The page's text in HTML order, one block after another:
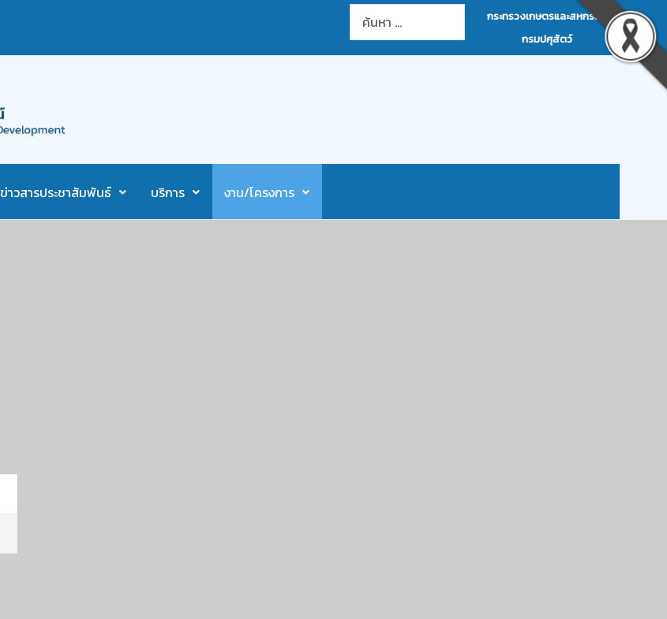
การค้นหา
กระทรวงเกษตรและสหกรณ์
กรมปศุสัตว์
ข่าวสารประชาสัมพันธ์ บริการ งาน/โครงการ